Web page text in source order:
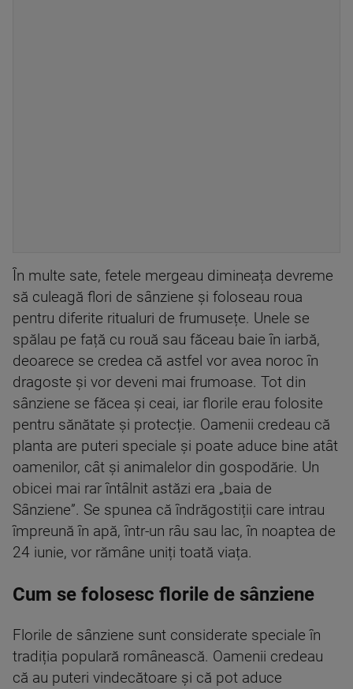
În multe sate, fetele mergeau dimineața devreme
să culeagă flori de sânziene și foloseau roua
pentru diferite ritualuri de frumusețe. Unele se
spălau pe față cu rouă sau făceau baie în iarbă,
deoarece se credea că astfel vor avea noroc în
dragoste și vor deveni mai frumoase. Tot din
sânziene se făcea și ceai, iar florile erau folosite
pentru sănătate și protecție. Oamenii credeau că
planta are puteri speciale și poate aduce bine atât
oamenilor, cât și animalelor din gospodărie. Un
obicei mai rar întâlnit astăzi era „baia de
Sânziene”. Se spunea că îndrăgostiții care intrau
împreună în apă, într-un râu sau lac, în noaptea de
24 iunie, vor rămâne uniți toată viața.
Cum se folosesc florile de sânziene
Florile de sânziene sunt considerate speciale în
tradiția populară românească. Oamenii credeau
că au puteri vindecătoare și că pot aduce